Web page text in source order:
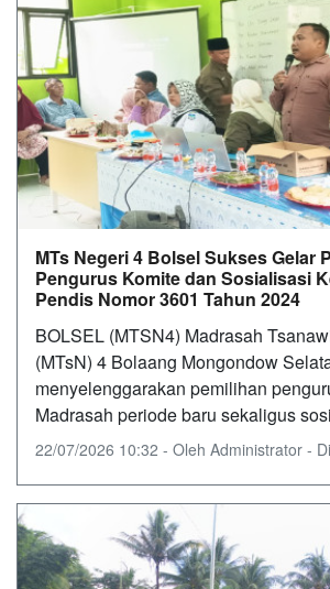
MTs Negeri 4 Bolsel Sukses Gelar
Pengurus Komite dan Sosialisasi
Pendis Nomor 3601 Tahun 2024
BOLSEL (MTSN4) Madrasah
(MTsN) 4 Bolaang Mongondow
menyelenggarakan pemilihan
Madrasah periode baru sekaligus
22/07/2026 10:32 - Oleh Administrator -